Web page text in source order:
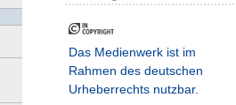
Das Medienwerk ist im
Rahmen des deutschen
Urheberrechts nutzbar.